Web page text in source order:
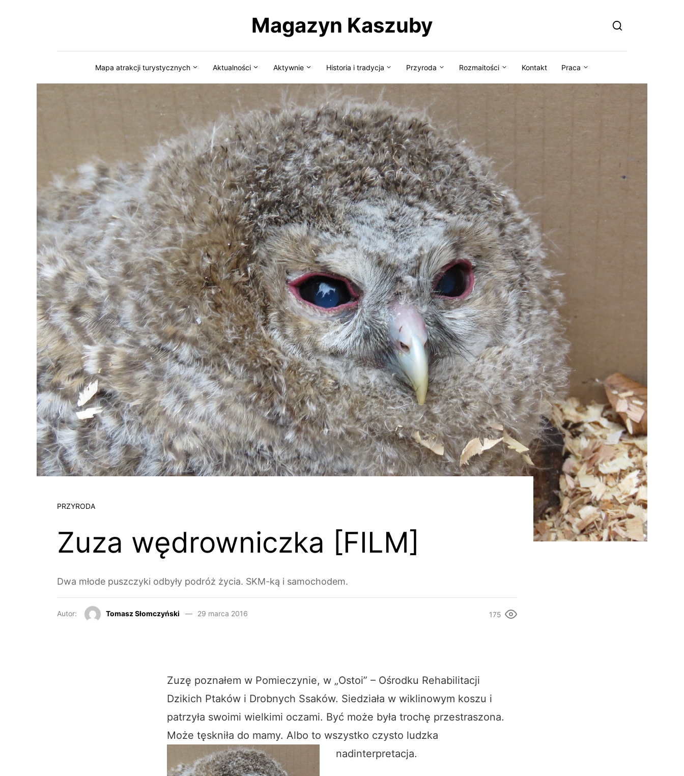
Magazyn Kaszuby
Mapa atrakcji turystycznych Aktualności Aktywnie Historia i tradycja Przyroda Rozmaitości Kontakt Praca
PRZYRODA
Zuza wędrowniczka [FILM]
Dwa młode puszczyki odbyły podróż życia. SKM-ką i samochodem.
Autor: Tomasz Słomczyński 29 marca 2016 175
Zuzę poznałem w Pomieczynie, w „Ostoi” – Ośrodku Rehabilitacji
Dzikich Ptaków i Drobnych Ssaków. Siedziała w wiklinowym koszu i
patrzyła swoimi wielkimi oczami. Być może była trochę przestraszona.
Może tęskniła do mamy. Albo to wszystko czysto ludzka
nadinterpretacja.